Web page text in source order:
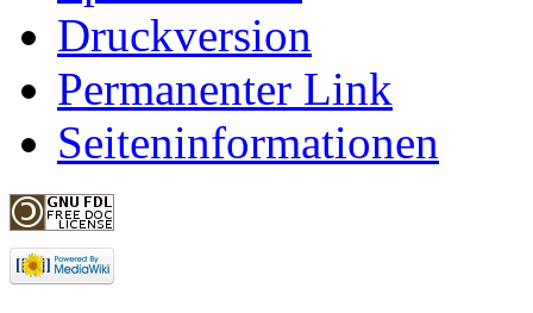
Druckversion
Permanenter Link
Seiteninformationen